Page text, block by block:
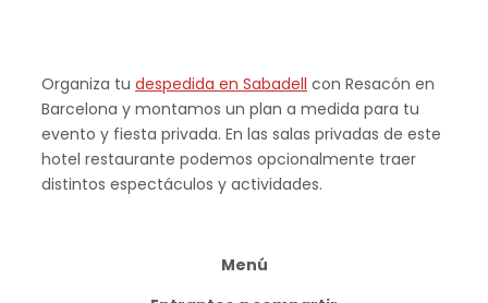
Organiza tu despedida en Sabadell con Resacón en
Barcelona y montamos un plan a medida para tu
evento y fiesta privada. En las salas privadas de este
hotel restaurante podemos opcionalmente traer
distintos espectáculos y actividades.
Menú